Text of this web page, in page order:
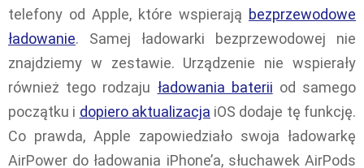
telefony od Apple, które wspierają bezprzewodowe
ładowanie. Samej ładowarki bezprzewodowej nie
znajdziemy w zestawie. Urządzenie nie wspierały
również tego rodzaju ładowania baterii od samego
początku i dopiero aktualizacja iOS dodaje tę funkcję.
Co prawda, Apple zapowiedziało swoja ładowarkę
AirPower do ładowania iPhone’a, słuchawek AirPods